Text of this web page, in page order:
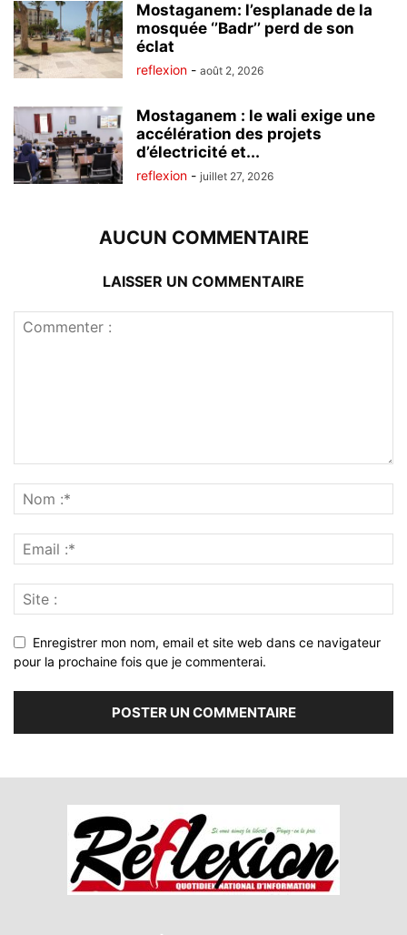
Mostaganem: l’esplanade de la
mosquée ‘’Badr’’ perd de son
éclat
reflexion - août 2, 2026
Mostaganem : le wali exige une
accélération des projets
d’électricité et...
reflexion - juillet 27, 2026
AUCUN COMMENTAIRE
LAISSER UN COMMENTAIRE
Enregistrer mon nom, email et site web dans ce navigateur
pour la prochaine fois que je commenterai.